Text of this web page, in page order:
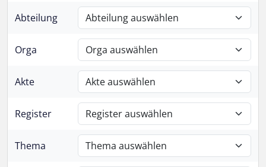
Abteilung
Orga
Akte
Register
Thema